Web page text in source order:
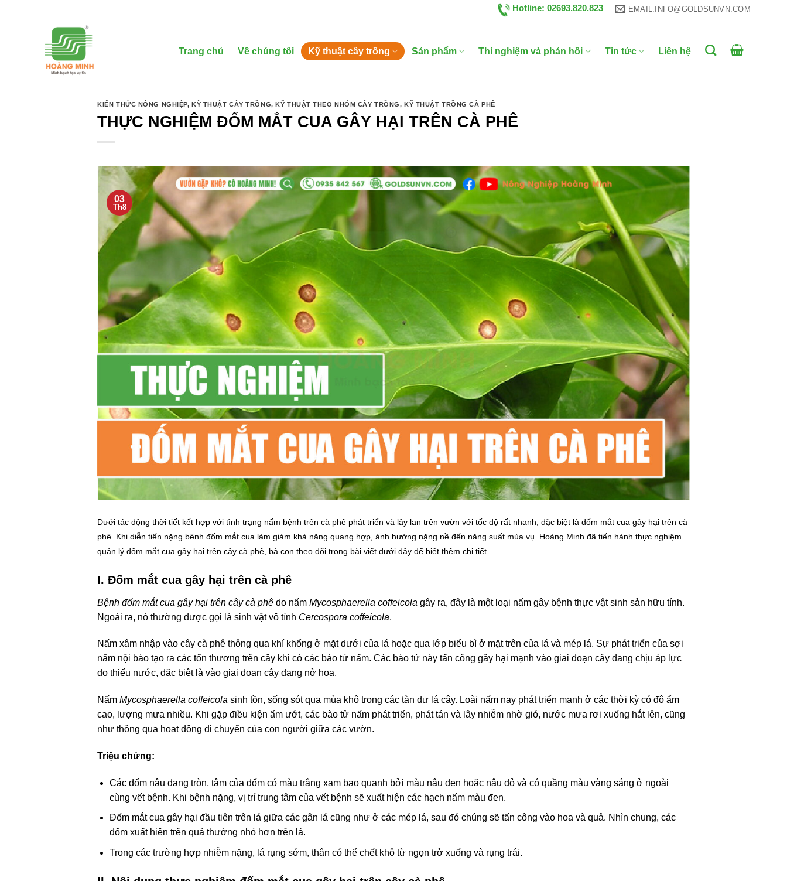
Hotline: 02693.820.823 EMAIL:INFO@GOLDSUNVN.COM
Trang chủ Về chúng tôi Kỹ thuật cây trồng Sản phẩm Thí nghiệm và phản hồi Tin tức Liên hệ
KIẾN THỨC NÔNG NGHIỆP,KỸ THUẬT CÂY TRỒNG,KỸ THUẬT THEO NHÓM CÂY TRỒNG,KỸ THUẬT TRỒNG CÀ PHÊ
THỰC NGHIỆM ĐỐM MẮT CUA GÂY HẠI TRÊN CÀ PHÊ
03
Th8
Dưới tác động thời tiết kết hợp với tình trạng nấm bệnh trên cà phê phát triển và lây lan trên vườn với tốc độ rất nhanh, đặc biệt là đốm mắt cua gây hại trên cà
phê. Khi diễn tiến nặng bênh đốm mắt cua làm giảm khả năng quang hợp, ảnh hưởng nặng nề đến năng suất mùa vụ. Hoàng Minh đã tiến hành thực nghiệm
quản lý đốm mắt cua gây hại trên cây cà phê, bà con theo dõi trong bài viết dưới đây để biết thêm chi tiết.
I. Đốm mắt cua gây hại trên cà phê
Bệnh đốm mắt cua gây hại trên cây cà phê do nấmMycosphaerella coffeicolagây ra, đây là một loại nấm gây bệnh thực vật sinh sản hữu tính.
Ngoài ra, nó thường được gọi là sinh vật vô tính Cercospora coffeicola.
Nấm xâm nhập vào cây cà phê thông qua khí khổng ở mặt dưới của lá hoặc qua lớp biểu bì ở mặt trên của lá và mép lá. Sự phát triển của sợi
nấm nội bào tạo ra các tổn thương trên cây khi có các bào tử nấm. Các bào tử này tấn công gây hại mạnh vào giai đoạn cây đang chịu áp lực
do thiếu nước, đặc biệt là vào giai đoạn cây đang nở hoa.
NấmMycosphaerella coffeicola sinh tồn, sống sót qua mùa khô trong các tàn dư lá cây. Loài nấm nay phát triển mạnh ở các thời kỳ có độ ẩm
cao, lượng mưa nhiều. Khi gặp điều kiện ẩm ướt, các bào tử nấm phát triển, phát tán và lây nhiễm nhờ gió, nước mưa rơi xuống hắt lên, cũng
như thông qua hoạt động di chuyển của con người giữa các vườn.
Triệu chứng:
Các đốm nâu dạng tròn, tâm của đốm có màu trắng xam bao quanh bởi màu nâu đen hoặc nâu đỏ và có quầng màu vàng sáng ở ngoài
cùng vết bệnh. Khi bệnh nặng, vị trí trung tâm của vết bệnh sẽ xuất hiện các hạch nấm màu đen.
Đốm mắt cua gây hại đầu tiên trên lá giữa các gân lá cũng như ở các mép lá, sau đó chúng sẽ tấn công vào hoa và quả. Nhìn chung, các
đốm xuất hiện trên quả thường nhỏ hơn trên lá.
Trong các trường hợp nhiễm nặng, lá rụng sớm, thân có thể chết khô từ ngọn trở xuống và rụng trái.